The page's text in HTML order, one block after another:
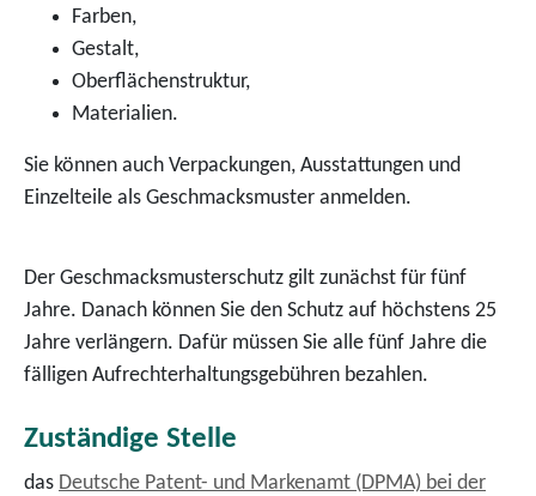
Farben,
Gestalt,
Oberflächenstruktur,
Materialien.
Sie können auch Verpackungen, Ausstattungen und
Einzelteile als Geschmacksmuster anmelden.
Der Geschmacksmusterschutz gilt zunächst für fünf
Jahre. Danach können Sie den Schutz auf höchstens 25
Jahre verlängern. Dafür müssen Sie alle fünf Jahre die
fälligen Aufrechterhaltungsgebühren bezahlen.
Zuständige Stelle
das Deutsche Patent- und Markenamt (DPMA) bei der